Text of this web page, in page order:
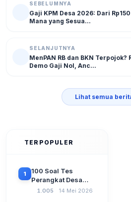
SEBELUMNYA
Gaji KPM Desa 2026: Dari
Mana yang Sesua...
SELANJUTNYA
MenPAN RB dan BKN Terpojok?
Demo Gaji Nol, Anc...
Lihat semua
TERPOPULER
1
100 Soal Tes
Perangkat Desa
Terbaru 2026
1.005 14 Mei 2026